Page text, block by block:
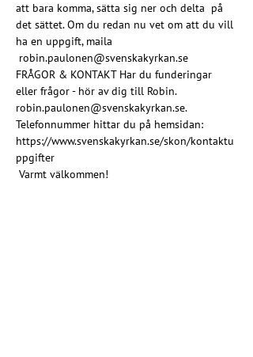
att bara komma, sätta sig ner och delta  på
det sättet. Om du redan nu vet om att du vill
ha en uppgift, maila
robin.paulonen@svenskakyrkan.se
FRÅGOR & KONTAKT Har du funderingar
eller frågor - hör av dig till Robin.
robin.paulonen@svenskakyrkan.se.
Telefonnummer hittar du på hemsidan:
https://www.svenskakyrkan.se/skon/kontaktu
ppgifter
Varmt välkommen!